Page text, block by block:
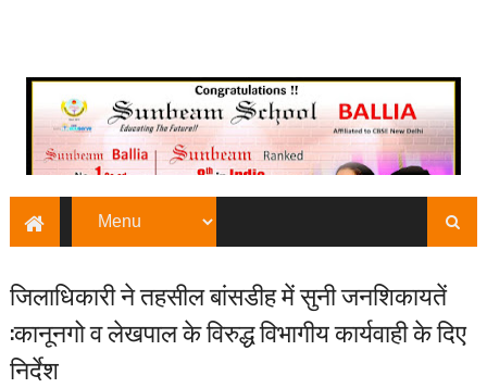
जिलाधिकारी ने तहसील बांसडीह में सुनी जनशिकायतें
:कानूनगो व लेखपाल के विरुद्ध विभागीय कार्यवाही के दिए
निर्देश